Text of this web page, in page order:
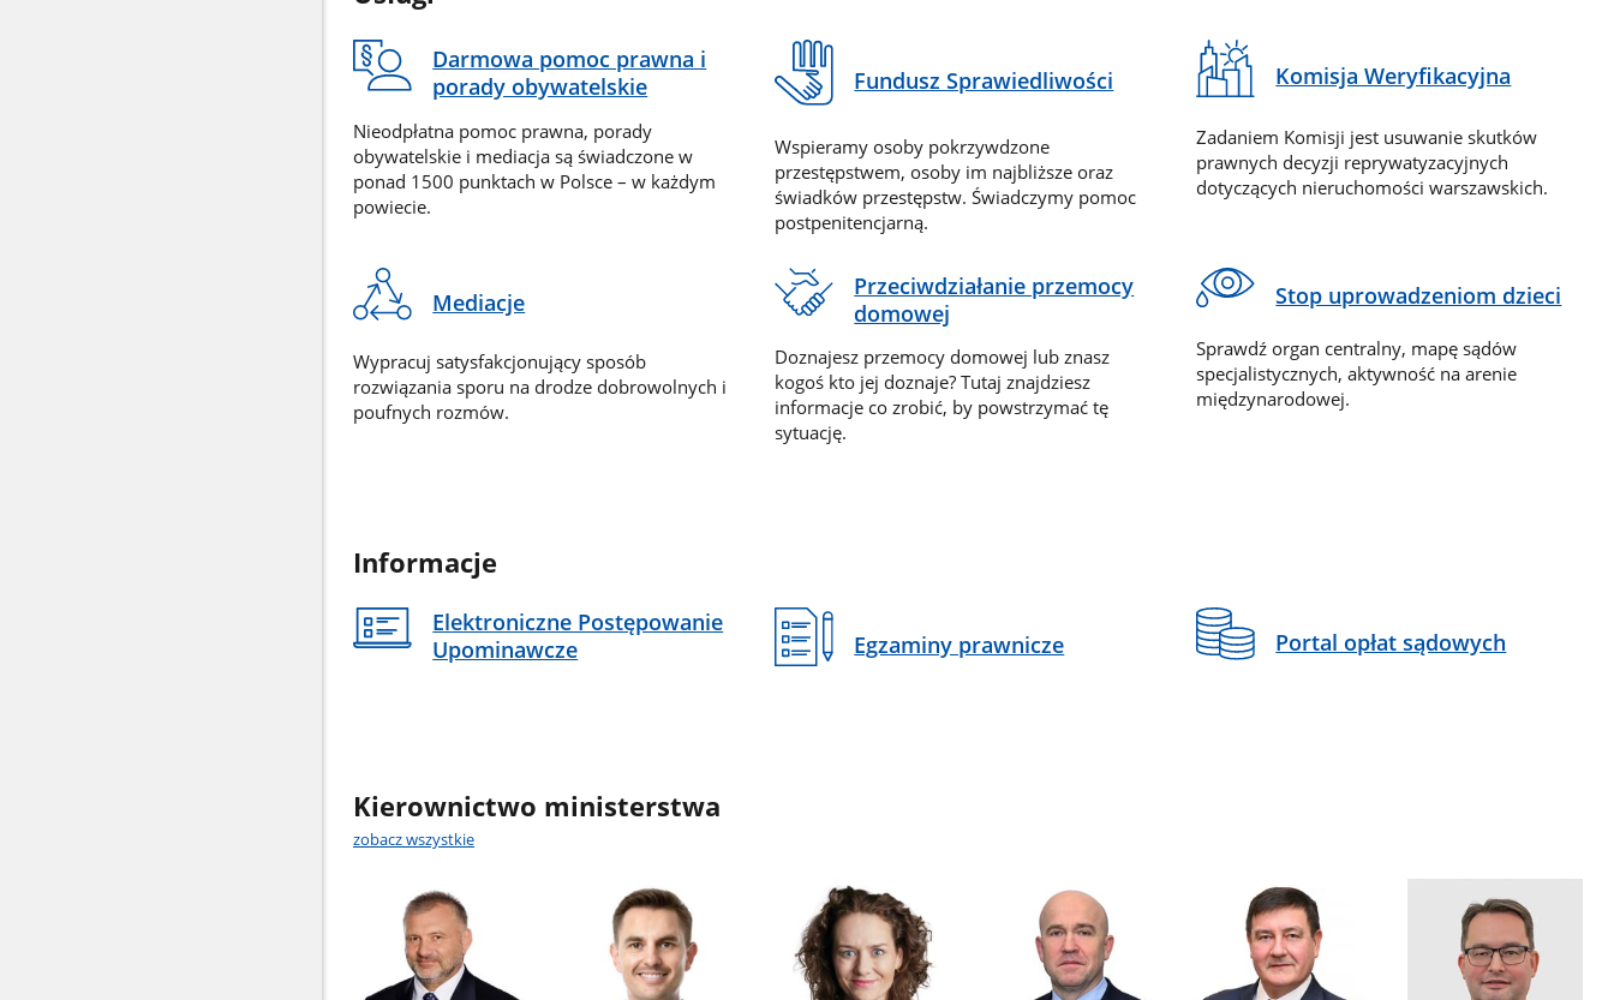
Darmowa pomoc prawna i
porady obywatelskie
Nieodpłatna pomoc prawna, porady
obywatelskie i mediacja są świadczone w
ponad 1500 punktach w Polsce – w każdym
powiecie.
Fundusz Sprawiedliwości
Wspieramy osoby pokrzywdzone
przestępstwem, osoby im najbliższe oraz
świadków przestępstw. Świadczymy pomoc
postpenitencjarną.
Komisja Weryfikacyjna
Zadaniem Komisji jest usuwanie skutków
prawnych decyzji reprywatyzacyjnych
dotyczących nieruchomości warszawskich.
Mediacje
Wypracuj satysfakcjonujący sposób
rozwiązania sporu na drodze dobrowolnych i
poufnych rozmów.
Przeciwdziałanie przemocy
domowej
Doznajesz przemocy domowej lub znasz
kogoś kto jej doznaje? Tutaj znajdziesz
informacje co zrobić, by powstrzymać tę
sytuację.
Stop uprowadzeniom dzieci
Sprawdź organ centralny, mapę sądów
specjalistycznych, aktywność na arenie
międzynarodowej.
Informacje
Elektroniczne Postępowanie
Upominawcze
Egzaminy prawnicze Portal opłat sądowych
Kierownictwo ministerstwa
zobacz wszystkie